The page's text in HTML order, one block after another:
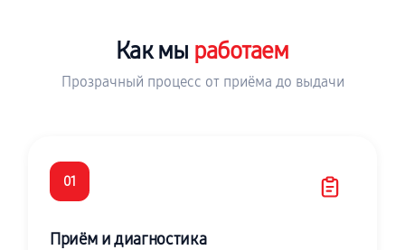
Как мы работаем
Прозрачный процесс от приёма до выдачи
01
Приём и диагностика